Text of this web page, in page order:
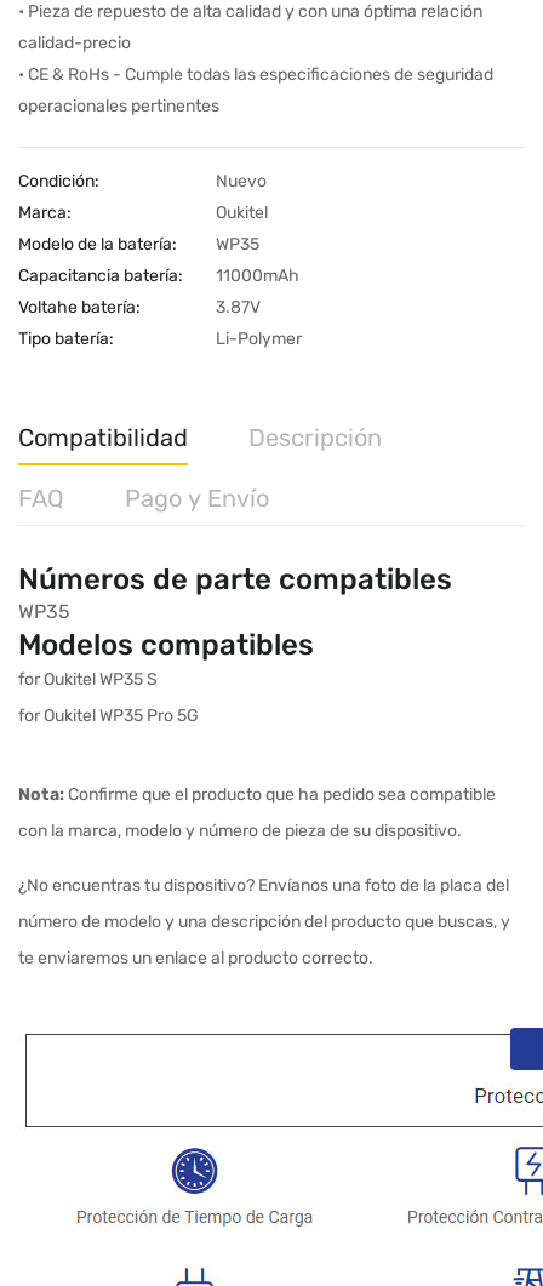
• Pieza de repuesto de alta calidad y con una óptima relación
calidad-precio
• CE & RoHs - Cumple todas las especificaciones de seguridad
operacionales pertinentes
Condición:
Nuevo
Marca:
Oukitel
Modelo de la batería:
WP35
Capacitancia batería:
11000mAh
Voltahe batería:
3.87V
Tipo batería:
Li-Polymer
Compatibilidad Descripción
FAQ Pago y Envío
Números de parte compatibles
WP35
Modelos compatibles
for Oukitel WP35 S
for Oukitel WP35 Pro 5G
Nota:Confirme que el producto que ha pedido sea compatible
con la marca, modelo y número de pieza de su dispositivo.
¿No encuentras tu dispositivo? Envíanos una foto de la placa del
número de modelo y una descripción del producto que buscas, y
te enviaremos un enlace al producto correcto.